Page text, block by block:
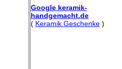
Google keramik-
handgemacht.de
( Keramik Geschenke)